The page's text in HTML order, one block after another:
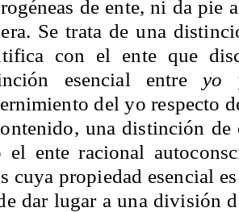
de ente, ni da pie
Se trata de una
con el ente que
esencial entre yo
del yo respecto
una distinción de
el ente racional
cuya propiedad esencial
dar lugar a una división